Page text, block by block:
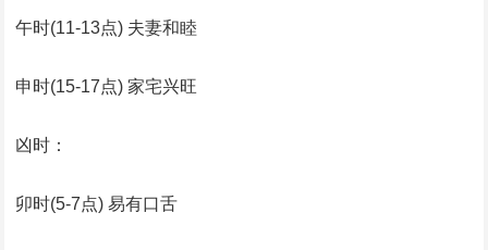
午时(11-13点) 夫妻和睦
申时(15-17点) 家宅兴旺
凶时：
卯时(5-7点) 易有口舌